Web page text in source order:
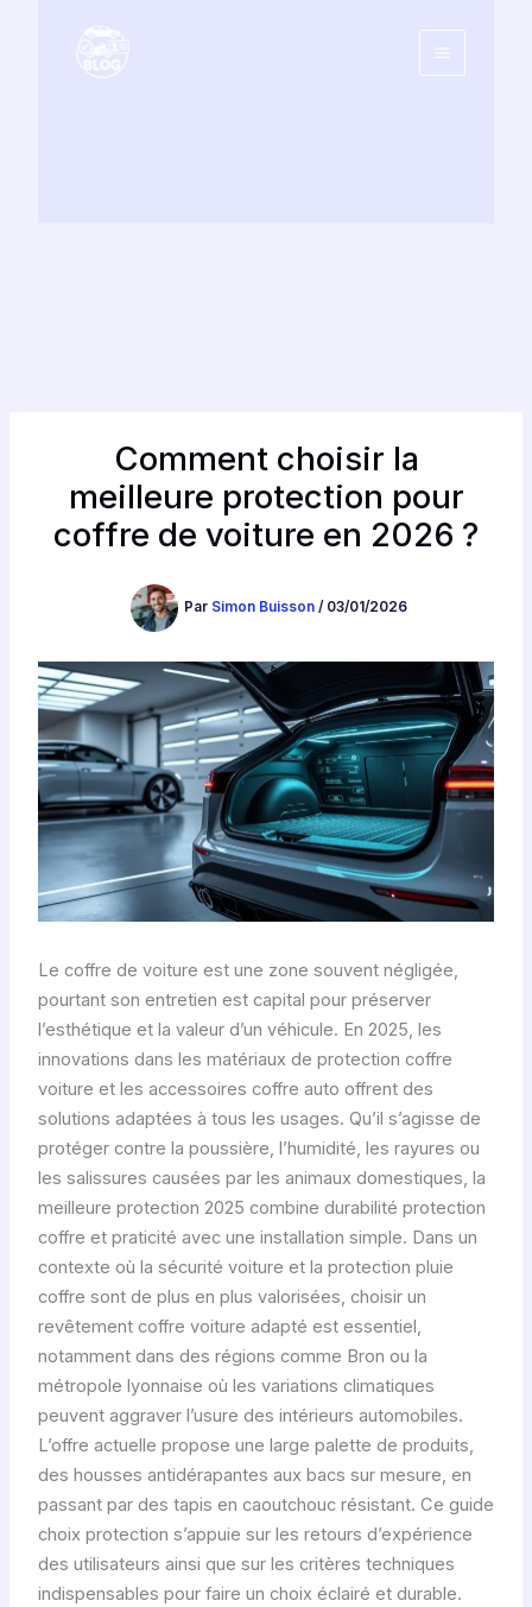
Comment choisir la
meilleure protection pour
coffre de voiture en 2026 ?
Par Simon Buisson / 03/01/2026
Le coffre de voiture est une zone souvent négligée,
pourtant son entretien est capital pour préserver
l’esthétique et la valeur d’un véhicule. En 2025, les
innovations dans les matériaux de protection coffre
voiture et les accessoires coffre auto offrent des
solutions adaptées à tous les usages. Qu’il s’agisse de
protéger contre la poussière, l’humidité, les rayures ou
les salissures causées par les animaux domestiques, la
meilleure protection 2025 combine durabilité protection
coffre et praticité avec une installation simple. Dans un
contexte où la sécurité voiture et la protection pluie
coffre sont de plus en plus valorisées, choisir un
revêtement coffre voiture adapté est essentiel,
notamment dans des régions comme Bron ou la
métropole lyonnaise où les variations climatiques
peuvent aggraver l’usure des intérieurs automobiles.
L’offre actuelle propose une large palette de produits,
des housses antidérapantes aux bacs sur mesure, en
passant par des tapis en caoutchouc résistant. Ce guide
choix protection s’appuie sur les retours d’expérience
des utilisateurs ainsi que sur les critères techniques
indispensables pour faire un choix éclairé et durable.